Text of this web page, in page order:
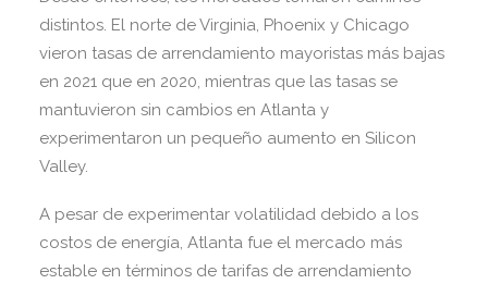
distintos. El norte de Virginia, Phoenix y Chicago
vieron tasas de arrendamiento mayoristas más bajas
en 2021 que en 2020, mientras que las tasas se
mantuvieron sin cambios en Atlanta y
experimentaron un pequeño aumento en Silicon
Valley.
A pesar de experimentar volatilidad debido a los
costos de energía, Atlanta fue el mercado más
estable en términos de tarifas de arrendamiento